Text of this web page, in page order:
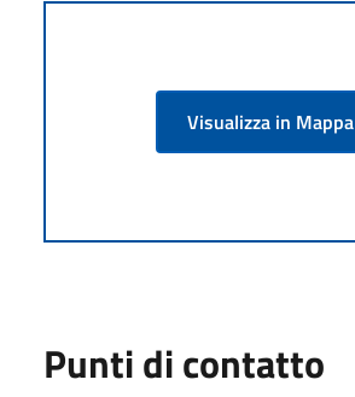
Visualizza in Mappa
Punti di contatto